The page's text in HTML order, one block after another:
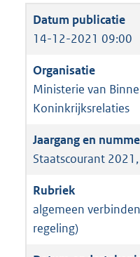
14-12-2021 09:00
Ministerie van
Koninkrijksrelaties
Staatscourant
algemeen
regeling)